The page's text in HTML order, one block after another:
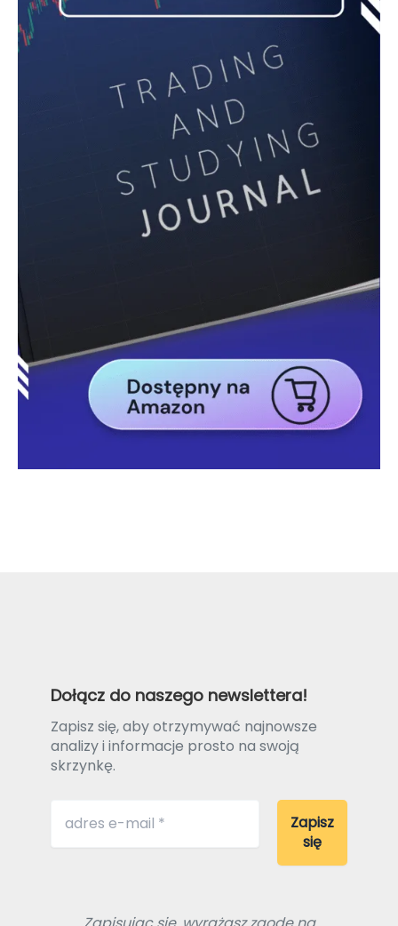
Dołącz do naszego newslettera!
Zapisz się, aby otrzymywać najnowsze
analizy i informacje prosto na swoją
skrzynkę.